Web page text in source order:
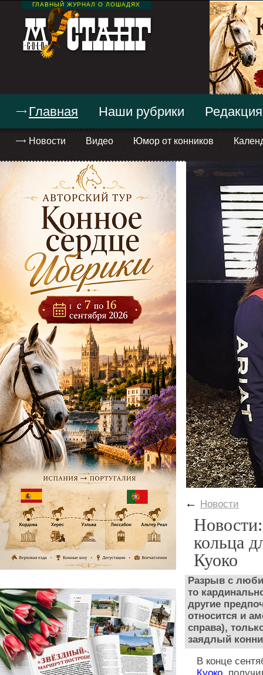
ГЛАВНЫЙ ЖУРНАЛ О ЛОШАДЯХ
Главная
Новости Видео Юмор от конников
Наши рубрики Редакция
← Новости
кольца
Куоко
Разрыв с
то
другие
относится и
справа),
заядлый
В конце